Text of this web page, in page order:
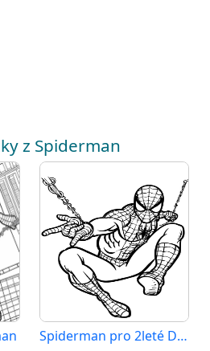
z Spiderman
Spiderman pro 2leté Děti